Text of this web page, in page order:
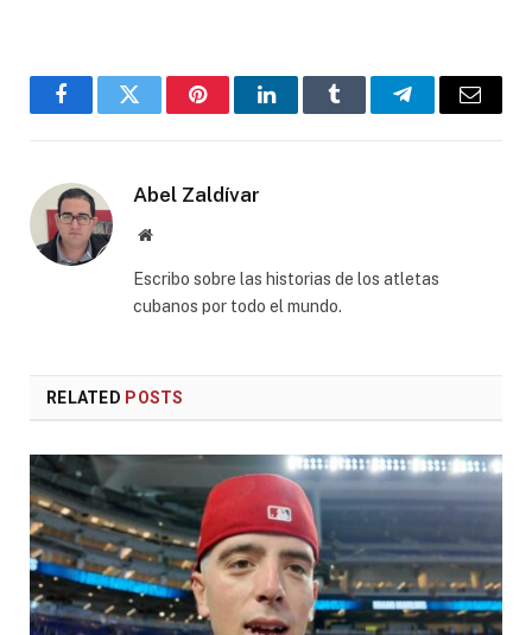
FacebookTwitter PinterestLinkedInTumblr TelegramEmail
Abel Zaldívar
Website
Escribo sobre las historias de los atletas
cubanos por todo el mundo.
RELATED POSTS